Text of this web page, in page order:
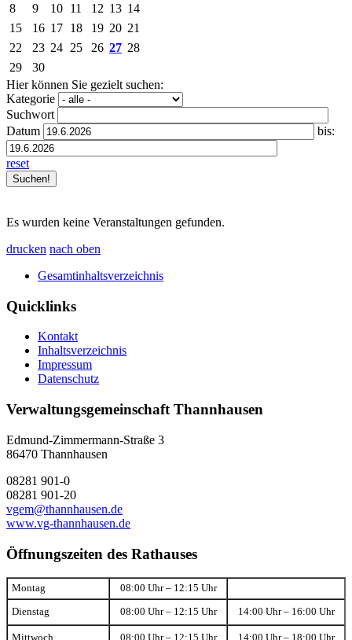
8
9 10 11 12 13 14
15
16 17 18 19 20 21
22
23 24 25 26 27 28
29
30
Hier können Sie gezielt suchen:
Kategorie
Suchwort
Datum
bis:
reset
Es wurden keine Veranstaltungen gefunden.
drucken nach oben
Gesamtinhaltsverzeichnis
Quicklinks
Kontakt
Inhaltsverzeichnis
Impressum
Datenschutz
Verwaltungsgemeinschaft Thannhausen
Edmund-Zimmermann-Straße 3
86470 Thannhausen
08281 901-0
08281 901-20
vgem@thannhausen.de
www.vg-thannhausen.de
Öffnungszeiten des Rathauses
Montag 08:00 Uhr – 12:15 Uhr
Dienstag 08:00 Uhr – 12:15 Uhr 14:00 Uhr – 16:00 Uhr